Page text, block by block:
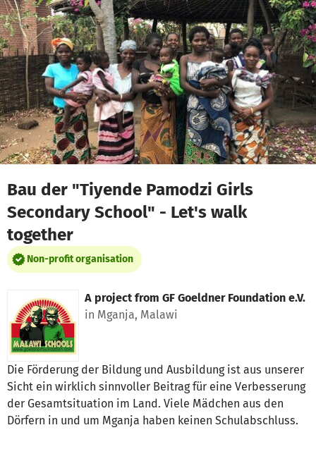
Skip to main content
Show accessibility statement
Bau der "Tiyende Pamodzi Girls
Secondary School" - Let's walk
together
Non-profit organisation
A project from GF Goeldner Foundation e.V.
in Mganja, Malawi
Die Förderung der Bildung und Ausbildung ist aus unserer
Sicht ein wirklich sinnvoller Beitrag für eine Verbesserung
der Gesamtsituation im Land. Viele Mädchen aus den
Dörfern in und um Mganja haben keinen Schulabschluss.